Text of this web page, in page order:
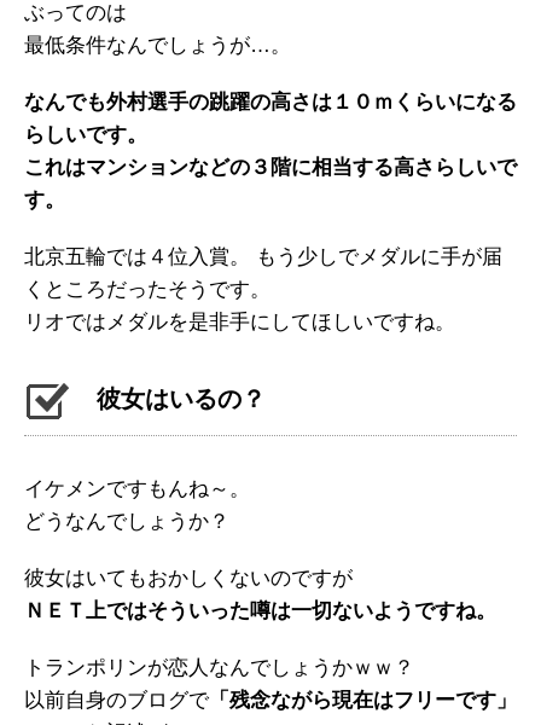
ぶってのは
最低条件なんでしょうが…。
なんでも外村選手の跳躍の高さは１０ｍくらいになる
らしいです。
これはマンションなどの３階に相当する高さらしいで
す。
北京五輪では４位入賞。 もう少しでメダルに手が届
くところだったそうです。
リオではメダルを是非手にしてほしいですね。
彼女はいるの？
イケメンですもんね～。
どうなんでしょうか？
彼女はいてもおかしくないのですが
ＮＥＴ上ではそういった噂は一切ないようですね。
トランポリンが恋人なんでしょうかｗｗ？
以前自身のブログで「残念ながら現在はフリーです」